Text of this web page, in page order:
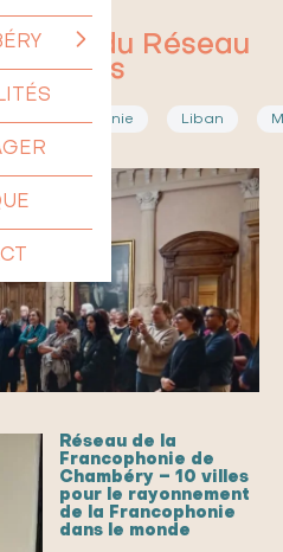
du Réseau
francophonie Liban
Réseau de la
Francophonie de
Chambéry – 10 villes
pour le rayonnement
de la Francophonie
dans le monde